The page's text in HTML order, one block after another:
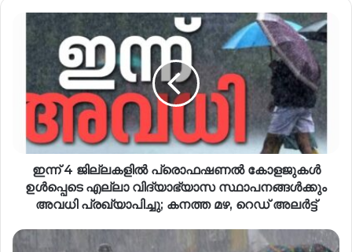
ഇന്ന് 4 ജില്ലകളിൽ പ്രൊഫഷണൽ കോളജുകൾ
ഉൾപ്പെടെ എല്ലാ വിദ്യാഭ്യാസ സ്ഥാപനങ്ങൾക്കും
അവധി പ്രഖ്യാപിച്ചു; കനത്ത മഴ, റെഡ് അലർട്ട്